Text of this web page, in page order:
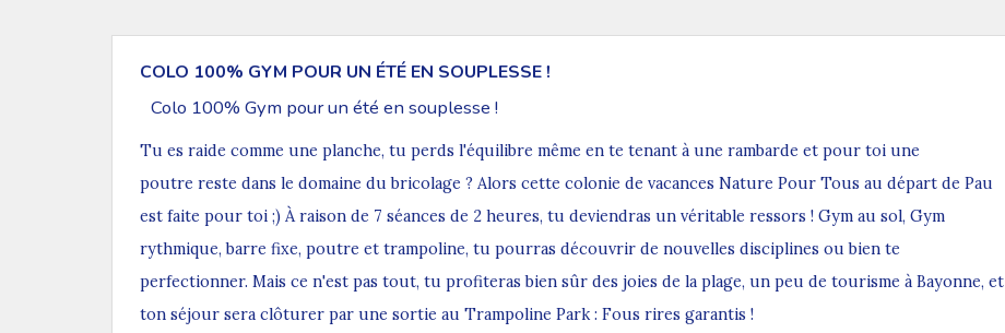
COLO 100% GYM POUR UN ÉTÉ EN SOUPLESSE !
Colo 100% Gym pour un été en souplesse !
Tu es raide comme une planche, tu perds l'équilibre même en te tenant à une rambarde et pour toi une
poutre reste dans le domaine du bricolage ? Alors cette colonie de vacances Nature Pour Tous au départ de Pau
est faite pour toi ;) À raison de 7 séances de 2 heures, tu deviendras un véritable ressors ! Gym au sol, Gym
rythmique, barre fixe, poutre et trampoline, tu pourras découvrir de nouvelles disciplines ou bien te
perfectionner. Mais ce n'est pas tout, tu profiteras bien sûr des joies de la plage, un peu de tourisme à Bayonne, et
ton séjour sera clôturer par une sortie au Trampoline Park : Fous rires garantis !